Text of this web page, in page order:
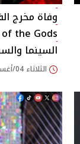
السينما
الثلاثاء 04/أغسطس/2026 - 05:45 م